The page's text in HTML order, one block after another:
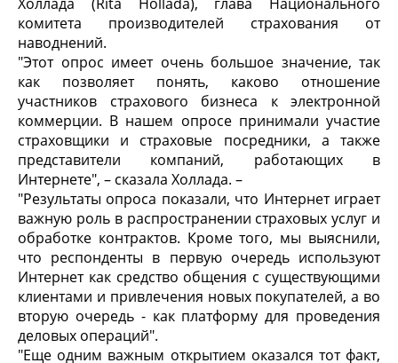
комитета производителей страхования от
наводнений.
"Этот опрос имеет очень большое значение, так
как позволяет понять, каково отношение
участников страхового бизнеса к электронной
коммерции. В нашем опросе принимали участие
страховщики и страховые посредники, а также
представители компаний, работающих в
Интернете", – сказала Холлада. –
"Результаты опроса показали, что Интернет играет
важную роль в распространении страховых услуг и
обработке контрактов. Кроме того, мы выяснили,
что респонденты в первую очередь используют
Интернет как средство общения с существующими
клиентами и привлечения новых покупателей, а во
вторую очередь - как платформу для проведения
деловых операций".
"Еще одним важным открытием оказался тот факт,